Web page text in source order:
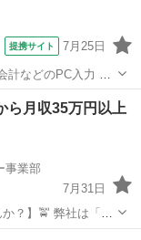
提携サイト 7月25日
実行できる環境で
ら月収35万円以上
事業部
7月31日
？】🚖 弊社は「地
駅・ユーカリが丘